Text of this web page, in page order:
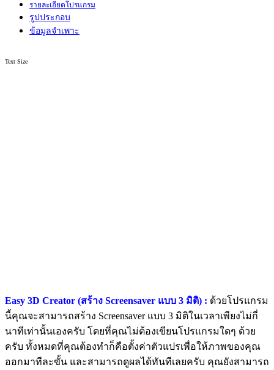
รายละเอียดโปรแกรม
รูปประกอบ
ข้อมูลจำเพาะ
Text Size
Easy 3D Creator (สร้าง Screensaver แบบ 3 มิติ) : ด้วยโปรแกรม
นี้คุณจะสามารถสร้าง Screensaver แบบ 3 มิติในเวลาเพียงไม่กี่
นาทีเท่านั้นเองครับ โดยที่คุณไม่ต้องเขียนโปรแกรมใดๆ ด้วย
ครับ ทั้งหมดที่คุณต้องทำก็คือตั้งค่าตัวแปรเพื่อให้ภาพของคุณ
ออกมาทีละขั้น และสามารถดูผลได้ทันทีเลยครับ คุณยังสามารถ